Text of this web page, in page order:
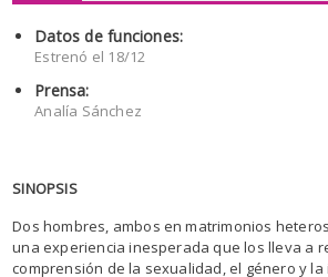
Datos de funciones:
Estrenó el 18/12
Prensa:
Analía Sánchez
SINOPSIS
Dos hombres, ambos en matrimonios
una experiencia inesperada que los lleva a
comprensión de la sexualidad, el género y